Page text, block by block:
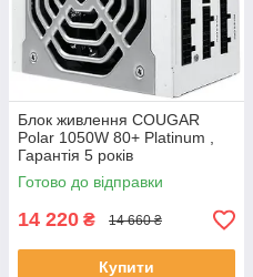
Блок живлення COUGAR
Polar 1050W 80+ Platinum ,
Гарантія 5 років
Готово до відправки
14 220 ₴ 14 660 ₴
Купити